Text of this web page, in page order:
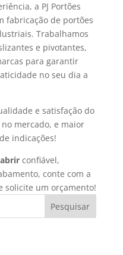
a PJ Portões
fabricação de portões
Trabalhamos
e pivotantes,
para garantir
no seu dia a
e satisfação do
mercado, e maior
indicações!
confiável,
conte com a
solicite um orçamento!
Pesquisar